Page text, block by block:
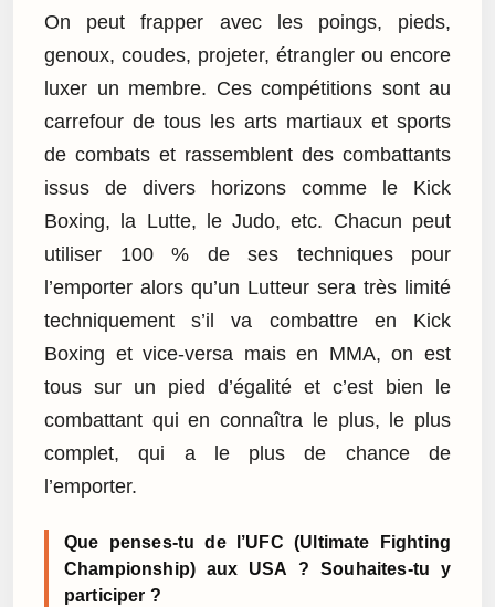
On peut frapper avec les poings, pieds,
genoux, coudes, projeter, étrangler ou encore
luxer un membre. Ces compétitions sont au
carrefour de tous les arts martiaux et sports
de combats et rassemblent des combattants
issus de divers horizons comme le Kick
Boxing, la Lutte, le Judo, etc. Chacun peut
utiliser 100 % de ses techniques pour
l’emporter alors qu’un Lutteur sera très limité
techniquement s’il va combattre en Kick
Boxing et vice-versa mais en MMA, on est
tous sur un pied d’égalité et c’est bien le
combattant qui en connaîtra le plus, le plus
complet, qui a le plus de chance de
l’emporter.
Que penses-tu de l’UFC (Ultimate Fighting
Championship) aux USA ? Souhaites-tu y
participer ?